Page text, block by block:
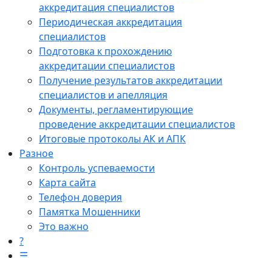
аккредитация специалистов
Периодическая аккредитация
специалистов
Подготовка к прохождению
аккредитации специалистов
Получение результатов аккредитации
специалистов и апелляция
Документы, регламентирующие
проведение аккредитации специалистов
Итоговые протоколы АК и АПК
Разное
Контроль успеваемости
Карта сайта
Телефон доверия
Памятка Мошенники
Это важно
?